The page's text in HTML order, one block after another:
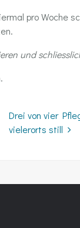
pro Woche
und
Drei von vier
vielerorts still